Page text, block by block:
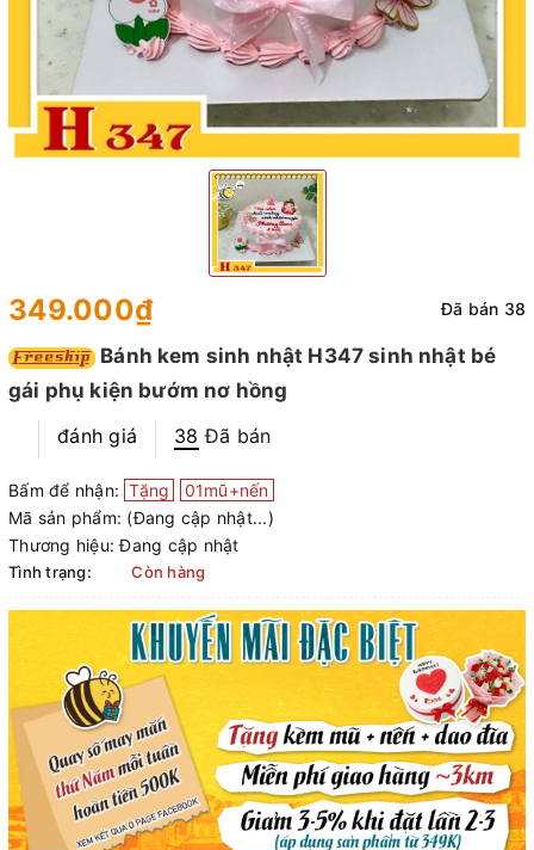
349.000₫ Đã bán 38
Bánh kem sinh nhật H347 sinh nhật bé
gái phụ kiện bướm nơ hồng
đánh giá
38 Đã bán
Bấm để nhận: Tặng
01mũ+nến
Mã sản phẩm: (Đang cập nhật...)
Thương hiệu: Đang cập nhật
Tình trạng: Còn hàng